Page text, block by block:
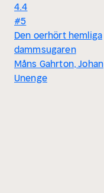
4.4
#5
Den oerhört hemliga
dammsugaren
Måns Gahrton, Johan
Unenge